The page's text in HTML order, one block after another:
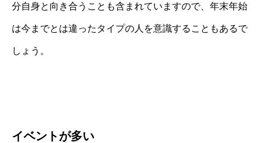
分自身と向き合うことも含まれていますので、年末年始
は今までとは違ったタイプの人を意識することもあるで
しょう。
イベントが多い